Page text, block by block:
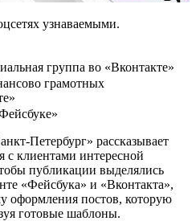
узнаваемыми.
группа во «Вконтакте»
грамотных
Петербург» рассказывает
с клиентами интересной
публикации выделялись
«Фейсбука» и «Вконтакта»,
оформления постов, которую
готовые шаблоны.